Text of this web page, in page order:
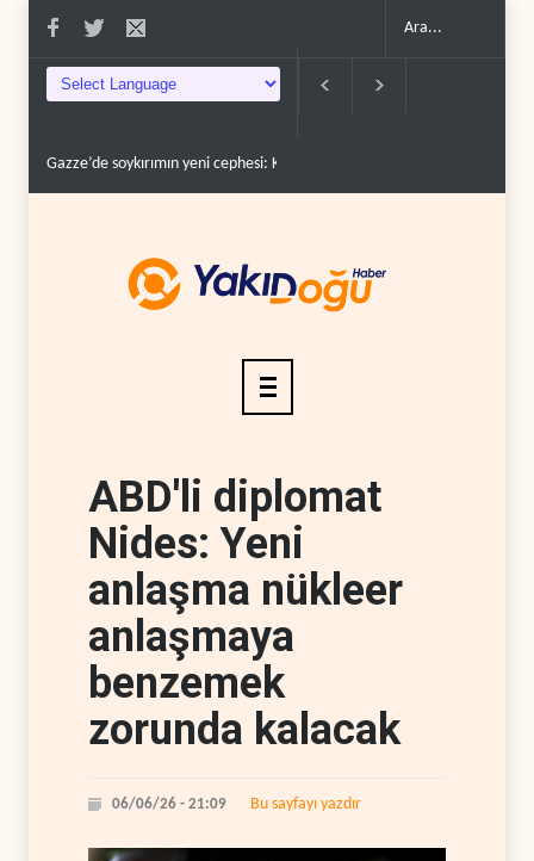
Devrim Lideri ve Pizişkiyan’dan kritik görüşme..
ABD'li diplomat
Nides: Yeni
anlaşma nükleer
anlaşmaya
benzemek
zorunda kalacak
06/06/26 - 21:09 Bu sayfayı yazdır